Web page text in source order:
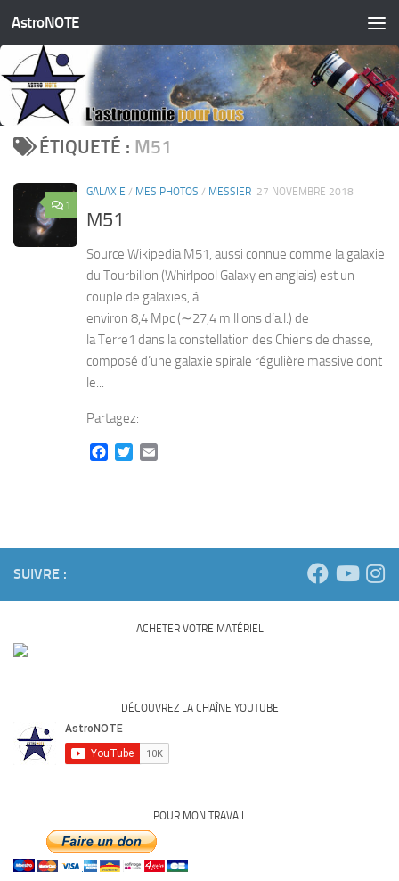
Skip to content
AstroNOTE
ÉTIQUETÉ : M51
1
GALAXIE / MES PHOTOS / MESSIER 27 NOVEMBRE 2018
M51
Source Wikipedia M51, aussi connue comme la galaxie
du Tourbillon (Whirlpool Galaxy en anglais) est un
couple de galaxies, à
environ 8,4 Mpc (∼27,4 millions d’a.l.) de
la Terre1 dans la constellation des Chiens de chasse,
composé d’une galaxie spirale régulière massive dont
le...
Partagez:
FacebookTwitter
SUIVRE :
ACHETER VOTRE MATÉRIEL
DÉCOUVREZ LA CHAÎNE YOUTUBE
POUR MON TRAVAIL